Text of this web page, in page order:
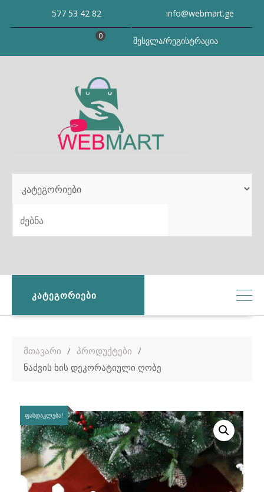
577 53 42 82 info@webmart.ge
შესვლა/რეგისტრაცია
0
SEARCH
ᲙᲐᲢᲔᲒᲝᲠᲘᲔᲑᲘ
მთავარი
პროდუქტები
ნაძვის ხის დეკორატიული ღობე
ᲤᲐᲡᲓᲐᲙᲚᲔᲑᲐ!